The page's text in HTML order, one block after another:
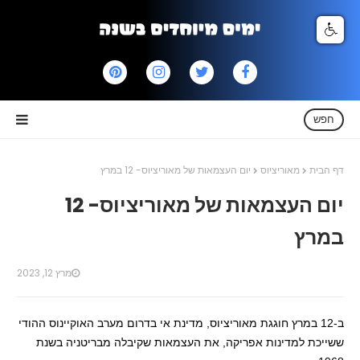
חפש
דף הבית מאוריציוס יום העצמאות של מאוריציוס- 12 במרץ
יום העצמאות של מאוריציוס- 12
במרץ
מרץ 12, 2023
ב-12 במרץ חוגגת מאוריציוס, מדינת אי בדרום מערב האוקיינוס ההודי
ששייכת למדינות אפריקה, את העצמאות שקיבלה מבריטניה בשנת